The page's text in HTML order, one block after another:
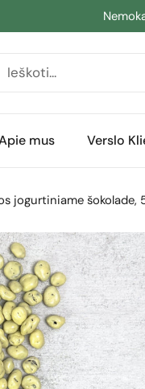
mus Verslo
jogurtiniame šokolade,